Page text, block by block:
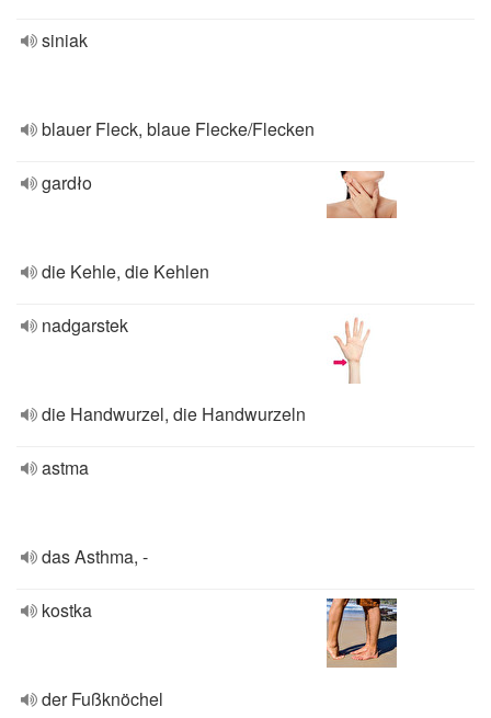
siniak
blauer Fleck, blaue Flecke/Flecken
gardło
die Kehle, die Kehlen
nadgarstek
die Handwurzel, die Handwurzeln
astma
das Asthma, -
kostka
der Fußknöchel